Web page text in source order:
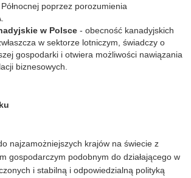
poprzez porozumienia
w Polsce - obecność kanadyjskich
w sektorze lotniczym, świadczy o
gospodarki i otwiera możliwości nawiązania
biznesowych.
najzamożniejszych krajów na świecie z
gospodarczym podobnym do działającego w
i stabilną i odpowiedzialną polityką